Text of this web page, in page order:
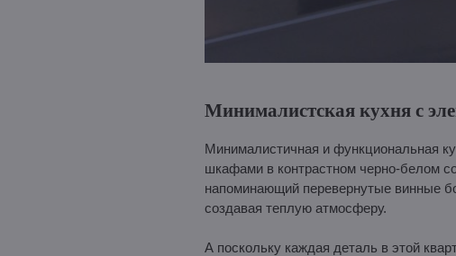
Минималистская кухня с
Минималистичная и функциональная
шкафами в контрастном черно-белом
напоминающий перевернутые винные
создавая теплую атмосферу.
А поскольку каждая деталь в этой